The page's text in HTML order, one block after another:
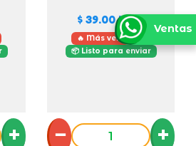
+
$ 39.00MXN
🔥 Más vendidos
📦 Listo para enviar
− +
Ventas